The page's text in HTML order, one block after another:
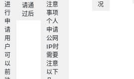
进
行
申
请
用
户
可
以
前
请通
过后
注意
事项
个人
申请
公网
IP时
需要
注意
以下
况